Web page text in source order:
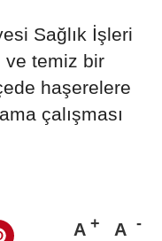
Sağlık İşleri
ve temiz bir
haşerelere
çalışması
A A